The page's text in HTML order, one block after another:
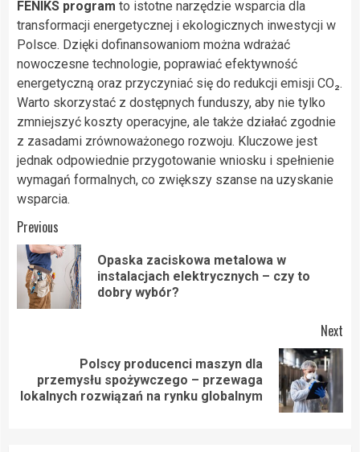
FENIKS program to istotne narzędzie wsparcia dla
transformacji energetycznej i ekologicznych inwestycji w
Polsce. Dzięki dofinansowaniom można wdrażać
nowoczesne technologie, poprawiać efektywność
energetyczną oraz przyczyniać się do redukcji emisji CO₂.
Warto skorzystać z dostępnych funduszy, aby nie tylko
zmniejszyć koszty operacyjne, ale także działać zgodnie
z zasadami zrównoważonego rozwoju. Kluczowe jest
jednak odpowiednie przygotowanie wniosku i spełnienie
wymagań formalnych, co zwiększy szanse na uzyskanie
wsparcia.
Post
navigation
Previous
Opaska zaciskowa metalowa w
instalacjach elektrycznych – czy to
dobry wybór?
Next
Next
post:
Polscy producenci maszyn dla
przemysłu spożywczego – przewaga
lokalnych rozwiązań na rynku globalnym